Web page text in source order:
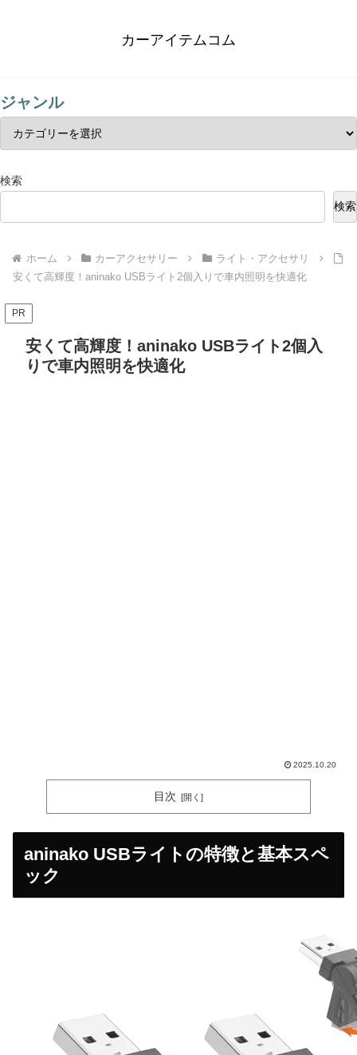
カーアイテムコム
ジャンル
検索
検索
ホーム カーアクセサリー
ライト・アクセサリ
安くて高輝度！aninako USBライト2個入りで車内照明を快適化
PR
安くて高輝度！aninako USBライト2個入
りで車内照明を快適化
2025.10.20
目次
aninako USBライトの特徴と基本スペ
ック